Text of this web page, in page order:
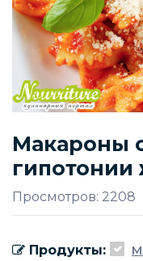
Макароны
гипотонии
Просмотров: 2208
Продукты: